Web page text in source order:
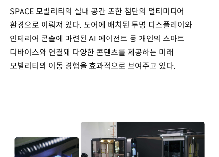
SPACE모빌리티의 실내 공간 또한 첨단의 멀티미디어
환경으로 이뤄져 있다. 도어에 배치된 투명 디스플레이와
인테리어 콘솔에 마련된 AI 에이전트 등 개인의 스마트
디바이스와 연결돼 다양한 콘텐츠를 제공하는 미래
모빌리티의 이동 경험을 효과적으로 보여주고 있다.